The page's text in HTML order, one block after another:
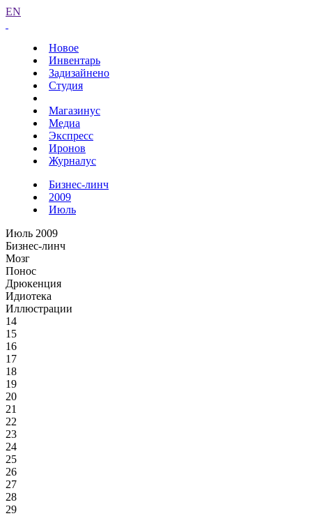
EN
Новое
Инвентарь
Задизайнено
Студия
Магазинус
Медиа
Экспресс
Иронов
Журналус
Бизнес-линч
2009
Июль
Июль 2009
Бизнес-линч
Мозг
Понос
Дрюкенция
Идиотека
Иллюстрации
14
15
16
17
18
19
20
21
22
23
24
25
26
27
28
29